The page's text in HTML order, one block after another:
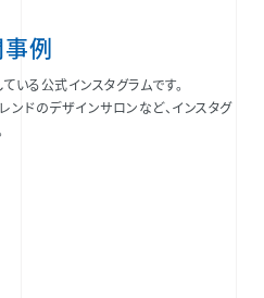
例
る公式インスタグラムです。
ドのデザインサロンなど、インスタグ